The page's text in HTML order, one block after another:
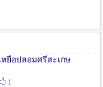
ยื่อปลอมศรีสะเกษ
1